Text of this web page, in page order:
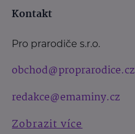
Kontakt
Pro prarodiče s.r.o.
obchod@proprarodice.cz
redakce@emaminy.cz
Zobrazit více